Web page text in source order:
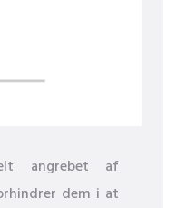
angrebet af
dem i at